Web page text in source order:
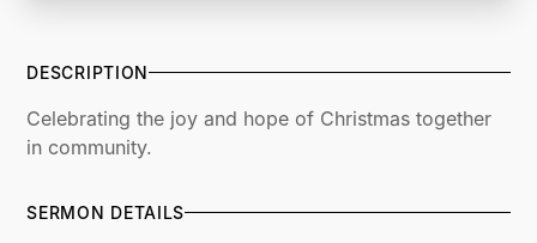
DESCRIPTION
Celebrating the joy and hope of Christmas together
in community.
SERMON DETAILS